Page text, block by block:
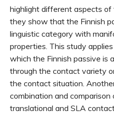
highlight different aspects of
they show that the Finnish
linguistic category with
properties. This study
which the Finnish passive is
through the contact variety
the contact situation.
combination and
translational and SLA